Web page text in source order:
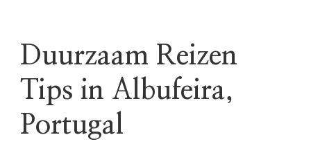
Duurzaam Reizen
Tips in Albufeira,
Portugal